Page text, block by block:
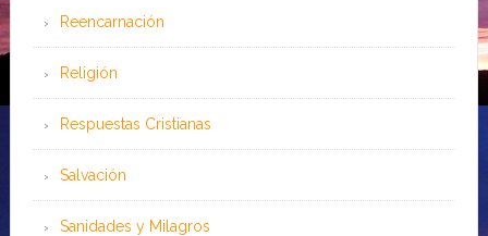
Reencarnación
Religión
Respuestas Cristianas
Salvación
Sanidades y Milagros